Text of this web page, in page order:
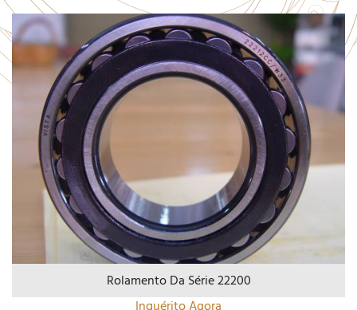
Rolamento Da Série 22200
Inquérito Agora